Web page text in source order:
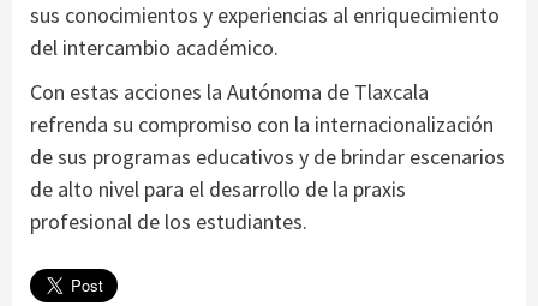
sus conocimientos y experiencias al enriquecimiento
del intercambio académico.
Con estas acciones la Autónoma de Tlaxcala
refrenda su compromiso con la internacionalización
de sus programas educativos y de brindar escenarios
de alto nivel para el desarrollo de la praxis
profesional de los estudiantes.